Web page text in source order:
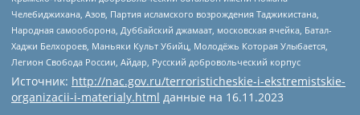
Челебиджихана, Азов, Партия исламского возрождения Таджикистана,
Народная самооборона, Дуббайский джамаат, московская ячейка, Батал-
Хаджи Белхороев, Маньяки Культ Убийц, Молодёжь Которая Улыбается,
Легион Свобода России, Айдар, Русский добровольческий корпус
Источник: http://nac.gov.ru/terroristicheskie-i-ekstremistskie-
organizacii-i-materialy.html данные на 16.11.2023